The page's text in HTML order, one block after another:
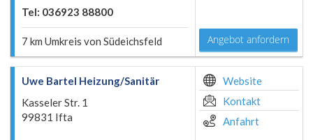
Tel: 036923 88800
7 km Umkreis von Südeichsfeld Angebot anfordern
Uwe Bartel Heizung/Sanitär
Kasseler Str. 1
99831 Ifta
Website
Kontakt
Anfahrt